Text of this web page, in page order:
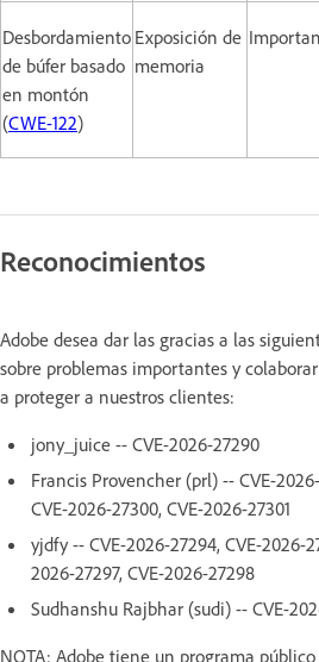
Desbordamiento
de búfer basado
en montón
(CWE-122)
Exposición de
memoria
Reconocimientos
Adobe desea dar las gracias a las
sobre problemas importantes y
a proteger a nuestros clientes:
jony_juice -- CVE-2026-27290
Francis Provencher (prl) -- CVE-
CVE-2026-27300, CVE-2026-27301
yjdfy -- CVE-2026-27294, CVE-2026-
2026-27297, CVE-2026-27298
Sudhanshu Rajbhar (sudi) -- CVE-
NOTA: Adobe tiene un programa